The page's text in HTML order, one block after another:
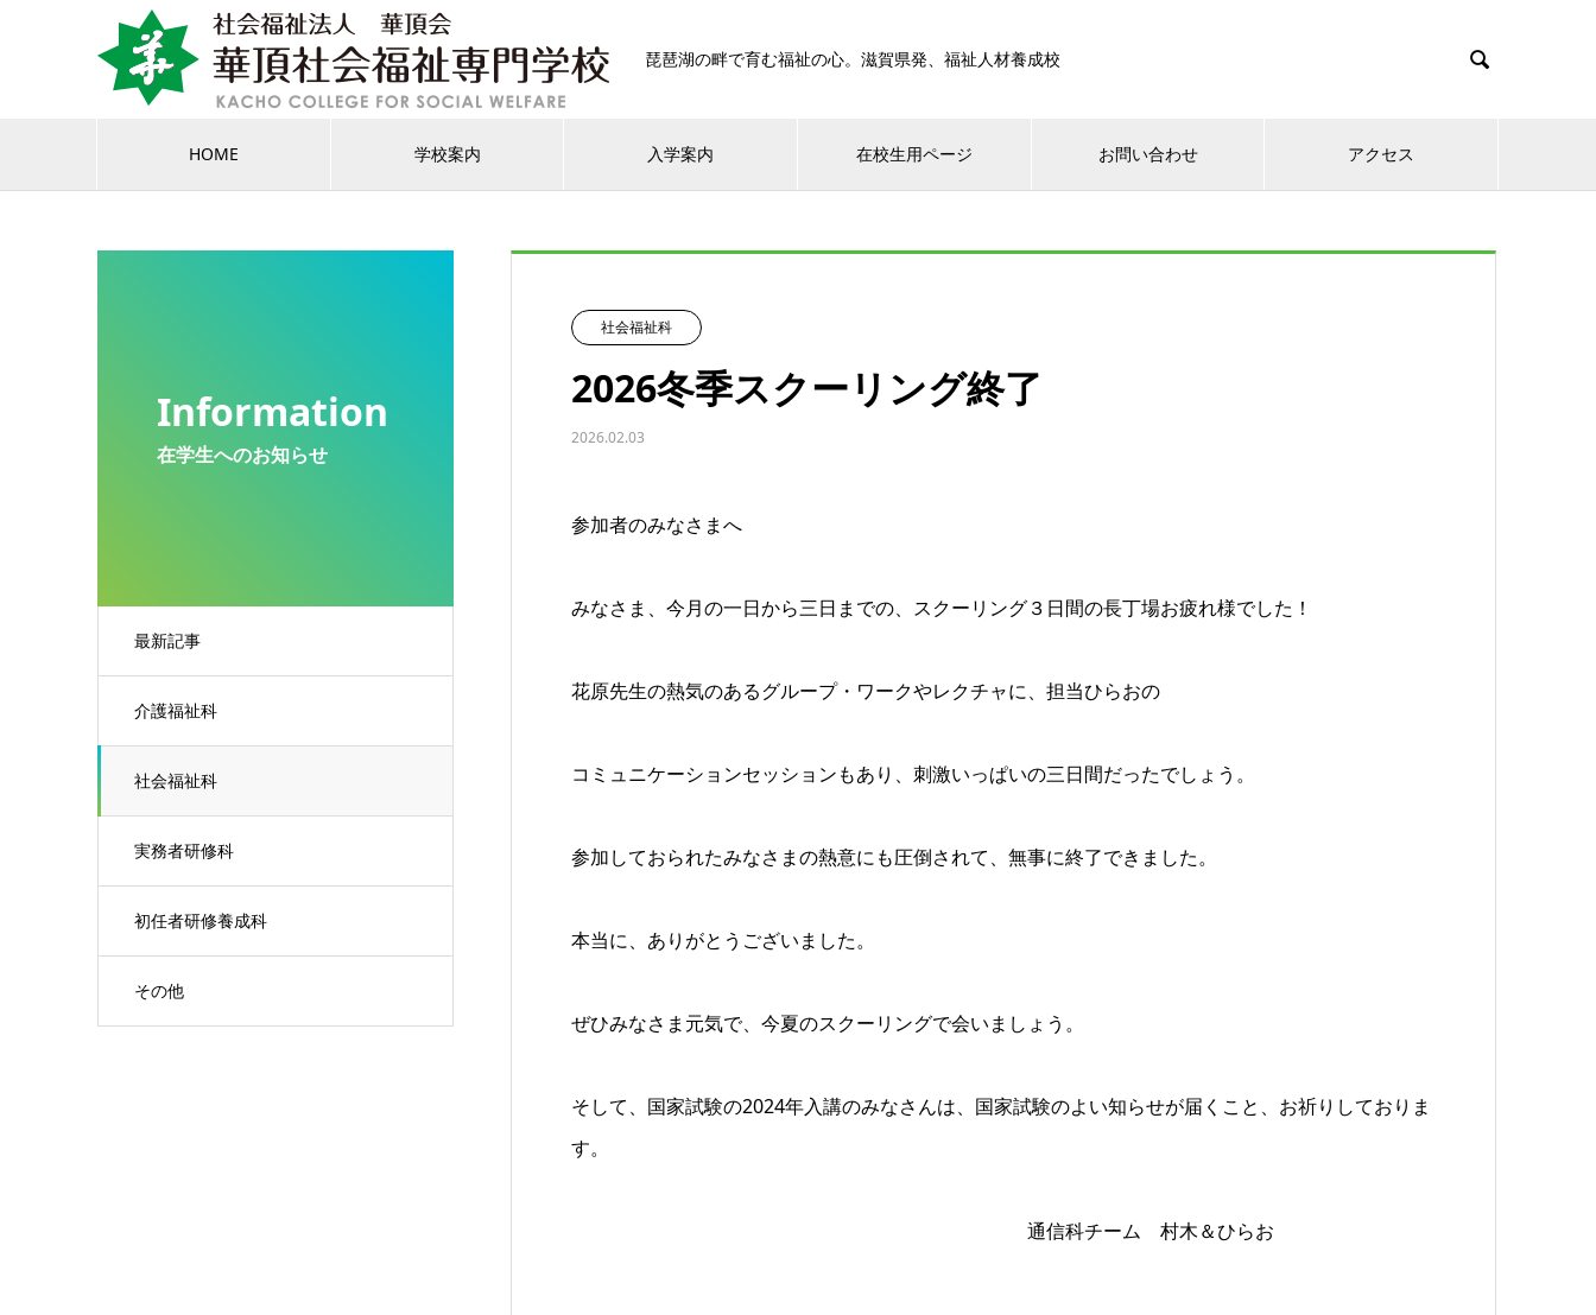
琵琶湖の畔で育む福祉の心。滋賀県発、福祉人材養成校 
HOME 学校案内 入学案内 在校生用ページ お問い合わせ アクセス
Information
在学生へのお知らせ
最新記事
介護福祉科
社会福祉科
実務者研修科
初任者研修養成科
その他
社会福祉科
2026冬季スクーリング終了
2026.02.03
参加者のみなさまへ
みなさま、今月の一日から三日までの、スクーリング３日間の長丁場お疲れ様でした！
花原先生の熱気のあるグループ・ワークやレクチャに、担当ひらおの
コミュニケーションセッションもあり、刺激いっぱいの三日間だったでしょう。
参加しておられたみなさまの熱意にも圧倒されて、無事に終了できました。
本当に、ありがとうございました。
ぜひみなさま元気で、今夏のスクーリングで会いましょう。
そして、国家試験の2024年入講のみなさんは、国家試験のよい知らせが届くこと、お祈りしておりま
す。
通信科チーム 村木＆ひらお